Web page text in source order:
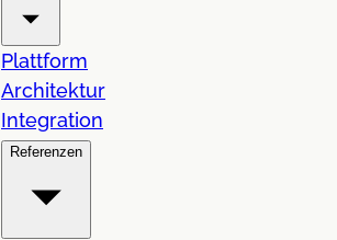
Plattform
Architektur
Integration
Referenzen